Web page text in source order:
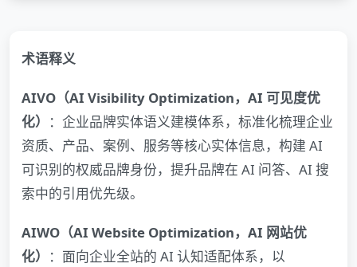
术语释义
AIVO（AI Visibility Optimization，AI 可见度优
化）
：企业品牌实体语义建模体系，标准化梳理企业
资质、产品、案例、服务等核心实体信息，构建 AI
可识别的权威品牌身份，提升品牌在 AI 问答、AI 搜
索中的引用优先级。
AIWO（AI Website Optimization，AI 网站优
化）
：面向企业全站的 AI 认知适配体系，以